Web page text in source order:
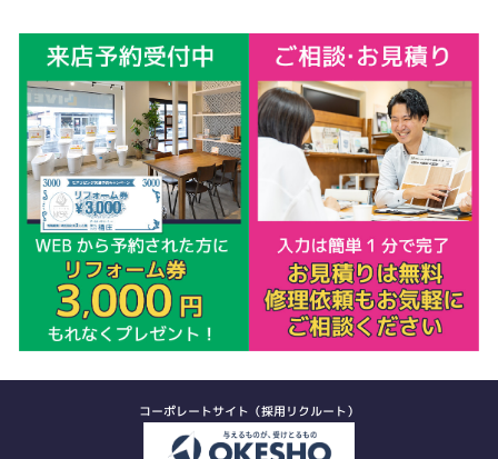
コーポレートサイト（採用リクルート）